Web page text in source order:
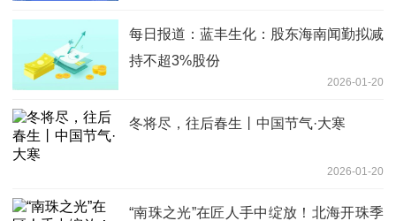
每日报道：蓝丰生化：股东海南闻勤拟减
持不超3%股份
2026-01-20
冬将尽，往后春生丨中国节气·大寒
2026-01-20
“南珠之光”在匠人手中绽放！北海开珠季